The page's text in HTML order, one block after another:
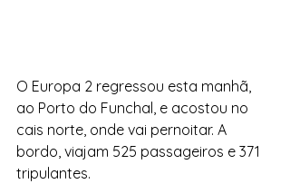
O Europa 2 regressou esta manhã,
ao Porto do Funchal, e acostou no
cais norte, onde vai pernoitar. A
bordo, viajam 525 passageiros e 371
tripulantes.